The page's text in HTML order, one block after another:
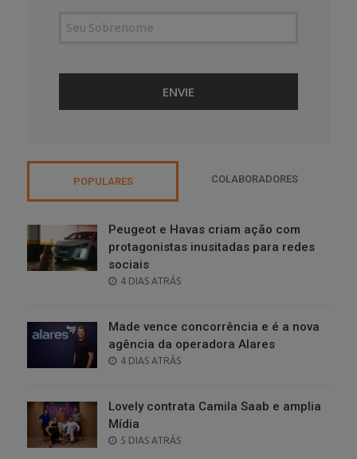
POPULARES COLABORADORES
Peugeot e Havas criam ação com
protagonistas inusitadas para redes
sociais
POSTED
4 DIAS ATRÁS
Made vence concorrência e é a nova
agência da operadora Alares
POSTED
4 DIAS ATRÁS
Lovely contrata Camila Saab e amplia
Mídia
POSTED
5 DIAS ATRÁS